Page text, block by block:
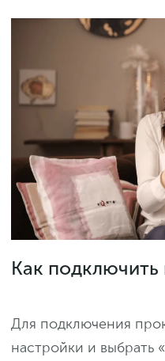
Как подключить
Для подключения
настройки и выбрать